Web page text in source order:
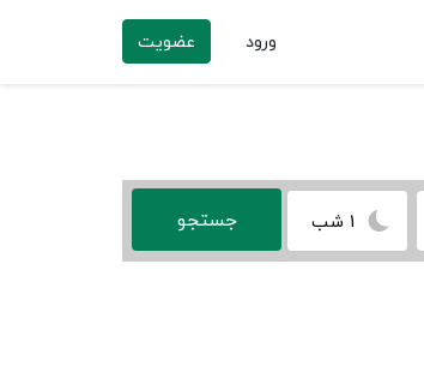
ورود عضویت
1 شب